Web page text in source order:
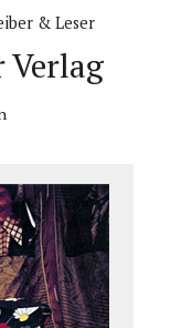
& Leser